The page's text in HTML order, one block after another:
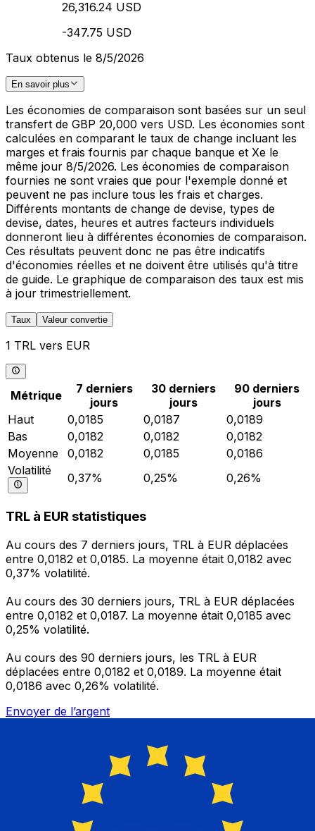
26,316.24 USD
-347.75 USD
Taux obtenus le 8/5/2026
En savoir plus
Les économies de comparaison sont basées sur un seul
transfert de GBP 20,000 vers USD. Les économies sont
calculées en comparant le taux de change incluant les
marges et frais fournis par chaque banque et Xe le
même jour 8/5/2026. Les économies de comparaison
fournies ne sont vraies que pour l'exemple donné et
peuvent ne pas inclure tous les frais et charges.
Différents montants de change de devise, types de
devise, dates, heures et autres facteurs individuels
donneront lieu à différentes économies de comparaison.
Ces résultats peuvent donc ne pas être indicatifs
d'économies réelles et ne doivent être utilisés qu'à titre
de guide. Le graphique de comparaison des taux est mis
à jour trimestriellement.
Taux Valeur convertie
1 TRL vers EUR
Métrique
7 derniers
jours
30 derniers
jours
90 derniers
jours
Haut
0,0185 0,0187
0,0189
Bas
0,0182 0,0182
0,0182
Moyenne
0,0182 0,0185
0,0186
Volatilité
0,37% 0,25% 0,26%
TRL à EUR statistiques
Au cours des 7 derniers jours, TRL à EUR déplacées
entre 0,0182 et 0,0185. La moyenne était 0,0182 avec
0,37% volatilité.
Au cours des 30 derniers jours, TRL à EUR déplacées
entre 0,0182 et 0,0187. La moyenne était 0,0185 avec
0,25% volatilité.
Au cours des 90 derniers jours, les TRL à EUR
déplacées entre 0,0182 et 0,0189. La moyenne était
0,0186 avec 0,26% volatilité.
Envoyer de l’argent
êtes en déplacement
L'application Xe réunit toutes les fonctionnalités
nécessaires pour vos transferts d'argent internationaux
programmez des alertes de taux et transférez de